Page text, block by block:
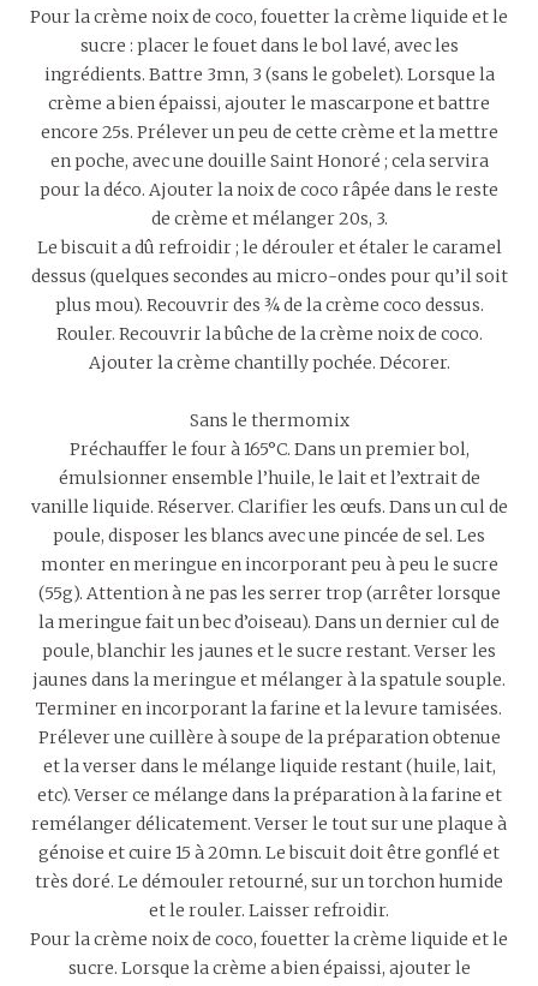
Pour la crème noix de coco, fouetter la crème liquide et le
sucre : placer le fouet dans le bol lavé, avec les
ingrédients. Battre 3mn, 3 (sans le gobelet). Lorsque la
crème a bien épaissi, ajouter le mascarpone et battre
encore 25s. Prélever un peu de cette crème et la mettre
en poche, avec une douille Saint Honoré ; cela servira
pour la déco. Ajouter la noix de coco râpée dans le reste
de crème et mélanger 20s, 3.
Le biscuit a dû refroidir ; le dérouler et étaler le caramel
dessus (quelques secondes au micro-ondes pour qu’il soit
plus mou). Recouvrir des ¾ de la crème coco dessus.
Rouler. Recouvrir la bûche de la crème noix de coco.
Ajouter la crème chantilly pochée. Décorer.
Sans le thermomix
Préchauffer le four à 165°C. Dans un premier bol,
émulsionner ensemble l’huile, le lait et l’extrait de
vanille liquide. Réserver. Clarifier les œufs. Dans un cul de
poule, disposer les blancs avec une pincée de sel. Les
monter en meringue en incorporant peu à peu le sucre
(55g). Attention à ne pas les serrer trop (arrêter lorsque
la meringue fait un bec d’oiseau). Dans un dernier cul de
poule, blanchir les jaunes et le sucre restant. Verser les
jaunes dans la meringue et mélanger à la spatule souple.
Terminer en incorporant la farine et la levure tamisées.
Prélever une cuillère à soupe de la préparation obtenue
et la verser dans le mélange liquide restant (huile, lait,
etc). Verser ce mélange dans la préparation à la farine et
remélanger délicatement. Verser le tout sur une plaque à
génoise et cuire 15 à 20mn. Le biscuit doit être gonflé et
très doré. Le démouler retourné, sur un torchon humide
et le rouler. Laisser refroidir.
Pour la crème noix de coco, fouetter la crème liquide et le
sucre. Lorsque la crème a bien épaissi, ajouter le